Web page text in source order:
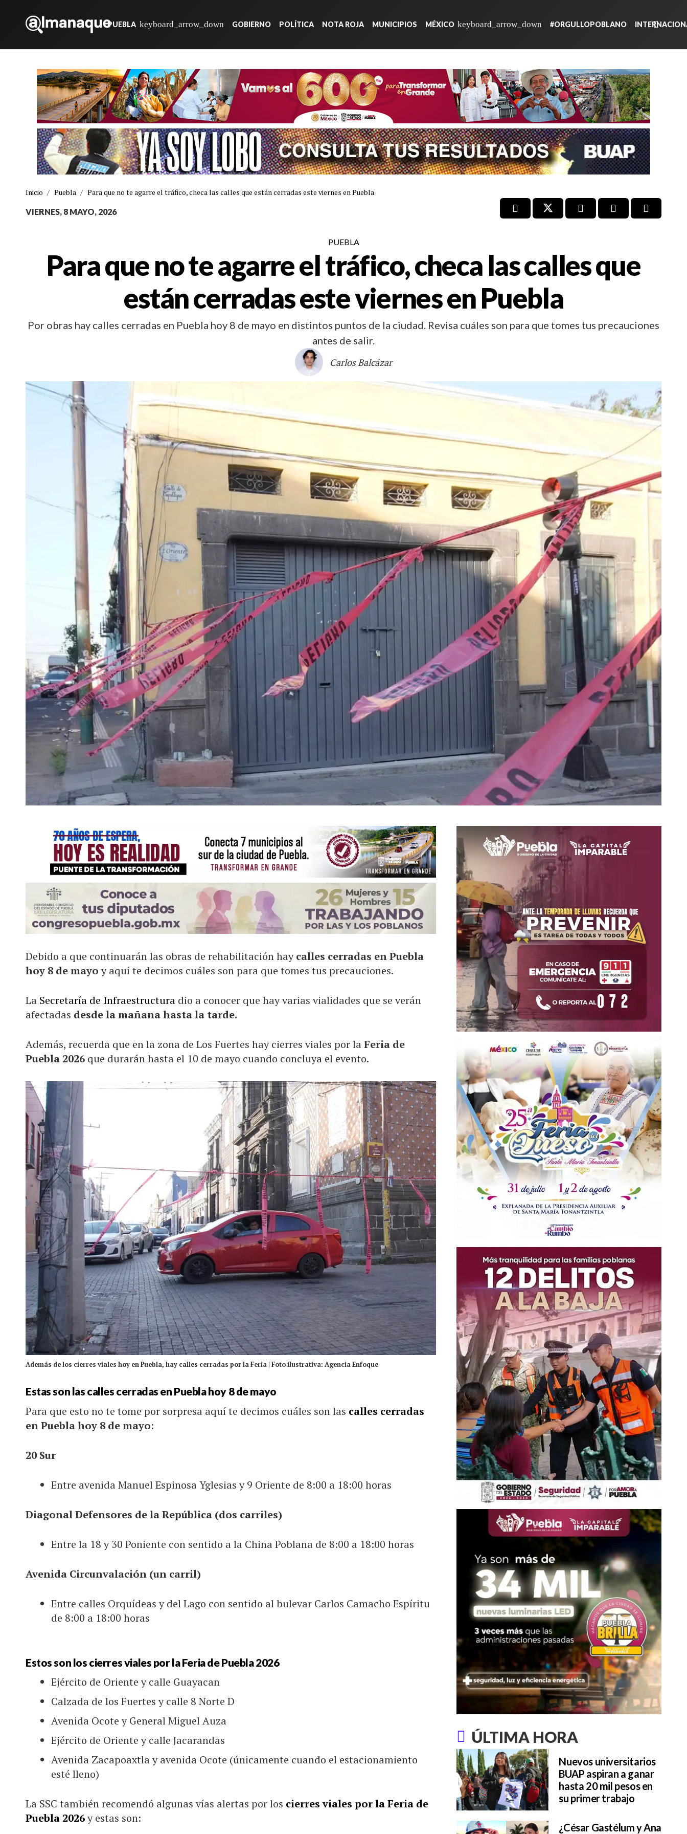
PUEBLA GOBIERNO POLÍTICA NOTA ROJA MUNICIPIOS MÉXICO #ORGULLOPOBLANO
Inicio / Puebla / Para que no te agarre el tráfico, checa las calles que están cerradas este viernes en Puebla
VIERNES, 8 MAYO, 2026
PUEBLA
Para que no te agarre el tráfico, checa las calles que
están cerradas este viernes en Puebla
Por obras hay calles cerradas en Puebla hoy 8 de mayo en distintos puntos de la ciudad. Revisa cuáles son para que tomes tus precauciones
antes de salir.
Carlos Balcázar
Debido a que continuarán las obras de rehabilitación haycalles cerradas en Puebla
hoy 8 de mayoy aquí te decimos cuáles son para que tomes tus precauciones.
La Secretaría de Infraestructura dio a conocer que hay varias vialidades que se verán
afectadas desde la mañana hasta la tarde.
Además, recuerda que en la zona de Los Fuertes hay cierres viales por laFeria de
Puebla 2026 que durarán hasta el 10 de mayo cuando concluya el evento.
Además de los cierres viales hoy en Puebla, hay calles cerradas por la Feria | Foto ilustrativa: Agencia Enfoque
Estas son las calles cerradas en Puebla hoy 8 de mayo
Para que esto no te tome por sorpresa aquí te decimos cuáles son las calles cerradas
en Puebla hoy 8 de mayo:
20 Sur
Entre avenida Manuel Espinosa Yglesias y 9 Oriente de 8:00 a 18:00 horas
Diagonal Defensores de la República (dos carriles)
Entre la 18 y 30 Poniente con sentido a la China Poblana de 8:00 a 18:00 horas
Avenida Circunvalación (un carril)
Entre calles Orquídeas y del Lago con sentido al bulevar Carlos Camacho Espíritu
de 8:00 a 18:00 horas
Estos son los cierres viales por la Feria de Puebla 2026
Ejército de Oriente y calle Guayacan
Calzada de los Fuertes y calle 8 Norte D
Avenida Ocote y General Miguel Auza
Ejército de Oriente y calle Jacarandas
Avenida Zacapoaxtla y avenida Ocote (únicamente cuando el estacionamiento
esté lleno)
La SSC también recomendó algunas vías alertas por los cierres viales por la Feria de
Puebla 2026y estas son:
ÚLTIMA HORA
Nuevos universitarios
BUAP aspiran a ganar
hasta 20 mil pesos en
su primer trabajo
¿César Gastélum y Ana